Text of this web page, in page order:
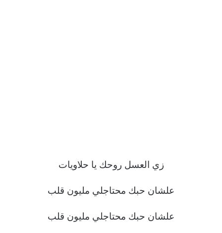
زي العسل روحك يا حلاويات
علشان حبك محتاجلي مليون قلب
علشان حبك محتاجلي مليون قلب